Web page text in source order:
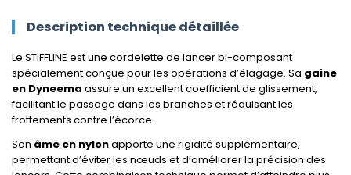
Description technique détaillée
Le STIFFLINE est une cordelette de lancer bi-composant
spécialement conçue pour les opérations d’élagage. Sa gaine
en Dyneema assure un excellent coefficient de glissement,
facilitant le passage dans les branches et réduisant les
frottements contre l’écorce.
Son âme en nylonapporte une rigidité supplémentaire,
permettant d’éviter les nœuds et d’améliorer la précision des